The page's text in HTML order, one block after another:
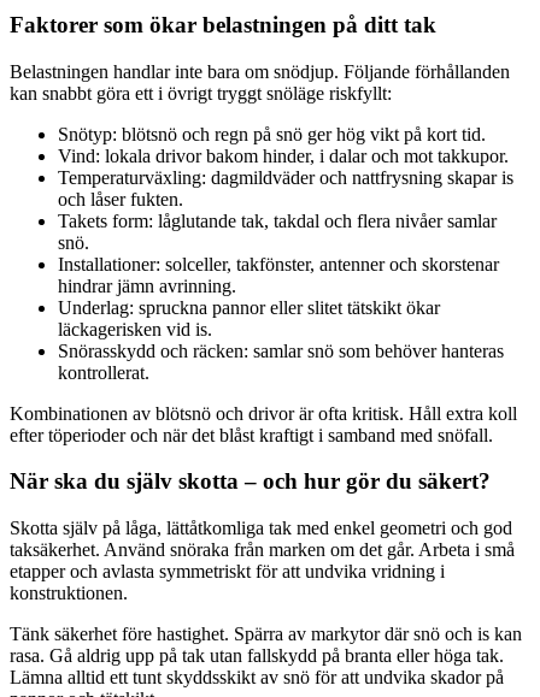
Faktorer som ökar belastningen på ditt tak
Belastningen handlar inte bara om snödjup. Följande förhållanden
kan snabbt göra ett i övrigt tryggt snöläge riskfyllt:
Snötyp: blötsnö och regn på snö ger hög vikt på kort tid.
Vind: lokala drivor bakom hinder, i dalar och mot takkupor.
Temperaturväxling: dagmildväder och nattfrysning skapar is
och låser fukten.
Takets form: låglutande tak, takdal och flera nivåer samlar
snö.
Installationer: solceller, takfönster, antenner och skorstenar
hindrar jämn avrinning.
Underlag: spruckna pannor eller slitet tätskikt ökar
läckagerisken vid is.
Snörasskydd och räcken: samlar snö som behöver hanteras
kontrollerat.
Kombinationen av blötsnö och drivor är ofta kritisk. Håll extra koll
efter töperioder och när det blåst kraftigt i samband med snöfall.
När ska du själv skotta – och hur gör du säkert?
Skotta själv på låga, lättåtkomliga tak med enkel geometri och god
taksäkerhet. Använd snöraka från marken om det går. Arbeta i små
etapper och avlasta symmetriskt för att undvika vridning i
konstruktionen.
Tänk säkerhet före hastighet. Spärra av markytor där snö och is kan
rasa. Gå aldrig upp på tak utan fallskydd på branta eller höga tak.
Lämna alltid ett tunt skyddsskikt av snö för att undvika skador på